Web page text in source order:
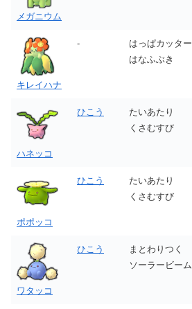
メガニウム
キレイハナ
-
はっぱカッター
はなふぶき
ハネッコ
ひこう
たいあたり
くさむすび
ポポッコ
ひこう
たいあたり
くさむすび
ワタッコ
ひこう
まとわりつく
ソーラービーム